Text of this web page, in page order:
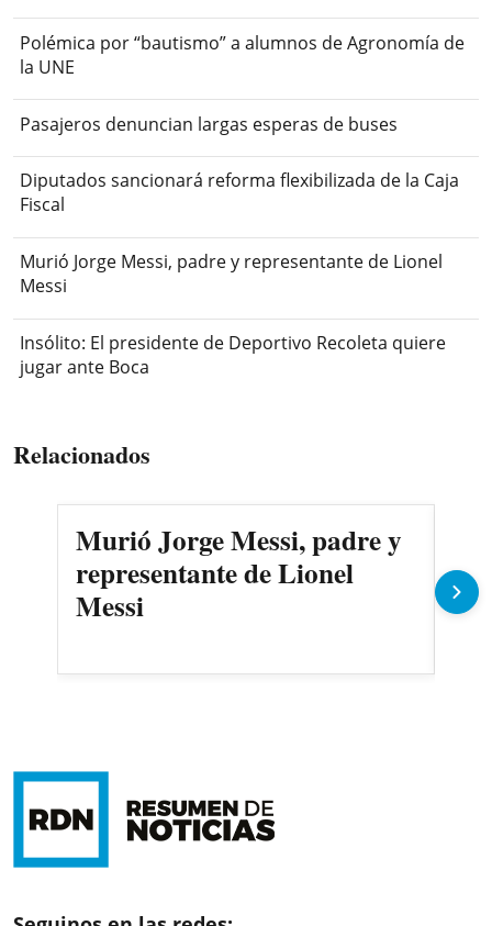
Polémica por “bautismo” a alumnos de Agronomía de
la UNE
Pasajeros denuncian largas esperas de buses
Diputados sancionará reforma flexibilizada de la Caja
Fiscal
Murió Jorge Messi, padre y representante de Lionel
Messi
Insólito: El presidente de Deportivo Recoleta quiere
jugar ante Boca
Relacionados
Murió Jorge Messi, padre y
representante de Lionel
Messi